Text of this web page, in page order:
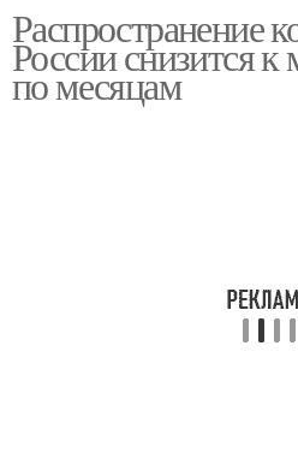
Распространение
России снизится
по месяцам